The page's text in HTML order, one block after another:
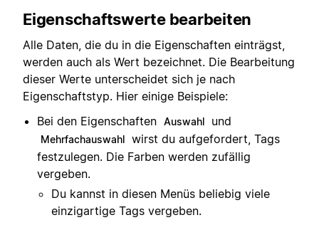
Eigenschaftswerte bearbeiten
Alle Daten, die du in die Eigenschaften einträgst,
werden auch als Wert bezeichnet. Die Bearbeitung
dieser Werte unterscheidet sich je nach
Eigenschaftstyp. Hier einige Beispiele:
Bei den Eigenschaften Auswahl und
Mehrfachauswahl wirst du aufgefordert, Tags
festzulegen. Die Farben werden zufällig
vergeben.
Du kannst in diesen Menüs beliebig viele
einzigartige Tags vergeben.